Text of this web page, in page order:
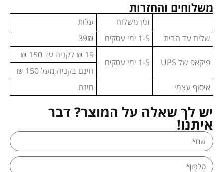
משלוחים והחזרות
זמן משלוח
עלות
שליח עד הבית
1-5 ימי עסקים 39₪
פיקאפ של UPS 1-5 ימי עסקים
19 ₪ לקניה עד 150 ₪
חינם בקניה מעל 150 ₪
איסוף עצמי
חינם
יש לך שאלה על המוצר? דבר
איתנו!